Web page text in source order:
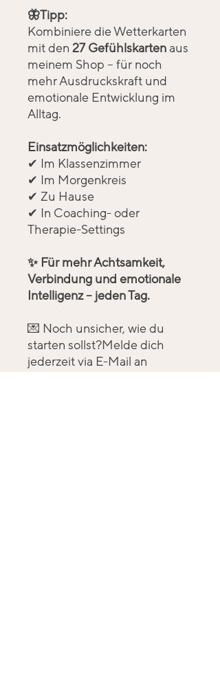
🦋Tipp:
Kombiniere die Wetterkarten
mit den 27 Gefühlskartenaus
meinem Shop – für noch
mehr Ausdruckskraft und
emotionale Entwicklung im
Alltag.
Einsatzmöglichkeiten:
✔ Im Klassenzimmer
✔ Im Morgenkreis
✔ Zu Hause
✔ In Coaching- oder
Therapie-Settings
✨ Für mehr Achtsamkeit,
Verbindung und emotionale
Intelligenz – jeden Tag.
💌 Noch unsicher, wie du
starten sollst?Melde dich
jederzeit via E-Mail an